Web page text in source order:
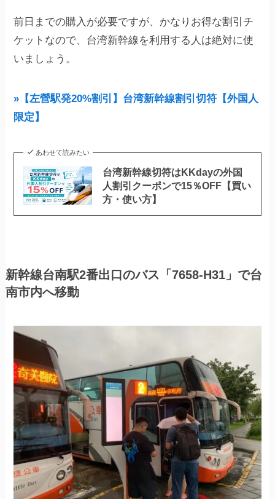
前日までの購入が必要ですが、かなりお得な割引チ
ケットなので、台湾新幹線を利用する人は絶対に使
いましょう。
»【左營駅発20%割引】台湾新幹線割引切符【外国人
限定】
あわせて読みたい
台湾新幹線切符はKKdayの外国
人割引クーポンで15％OFF【買い
方・使い方】
新幹線台南駅2番出口のバス「7658-H31」で台
南市内へ移動